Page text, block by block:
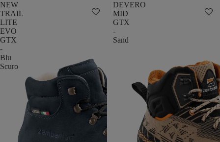
NEW
TRAIL
LITE
EVO
GTX
-
Blu
Scuro
DEVERO
MID
GTX
-
Sand